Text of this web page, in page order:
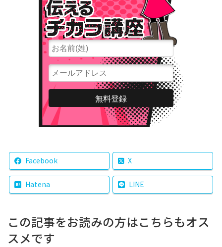
Facebook X
Hatena LINE
この記事をお読みの方はこちらもオス
スメです